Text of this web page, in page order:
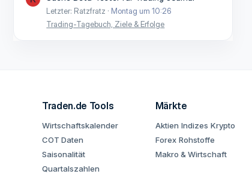
Letzter: Ratzfratz
Montag um 10:26
Trading-Tagebuch, Ziele & Erfolge
Traden.de Tools
Wirtschaftskalender
COT Daten
Saisonalität
Quartalszahlen
Märkte
Aktien Indizes Krypto
Forex Rohstoffe
Makro & Wirtschaft